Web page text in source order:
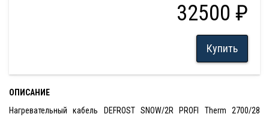
32500 ₽
Купить
ОПИСАНИЕ
Нагревательный кабель DEFROST SNOW/2R PROFI Therm 2700/28